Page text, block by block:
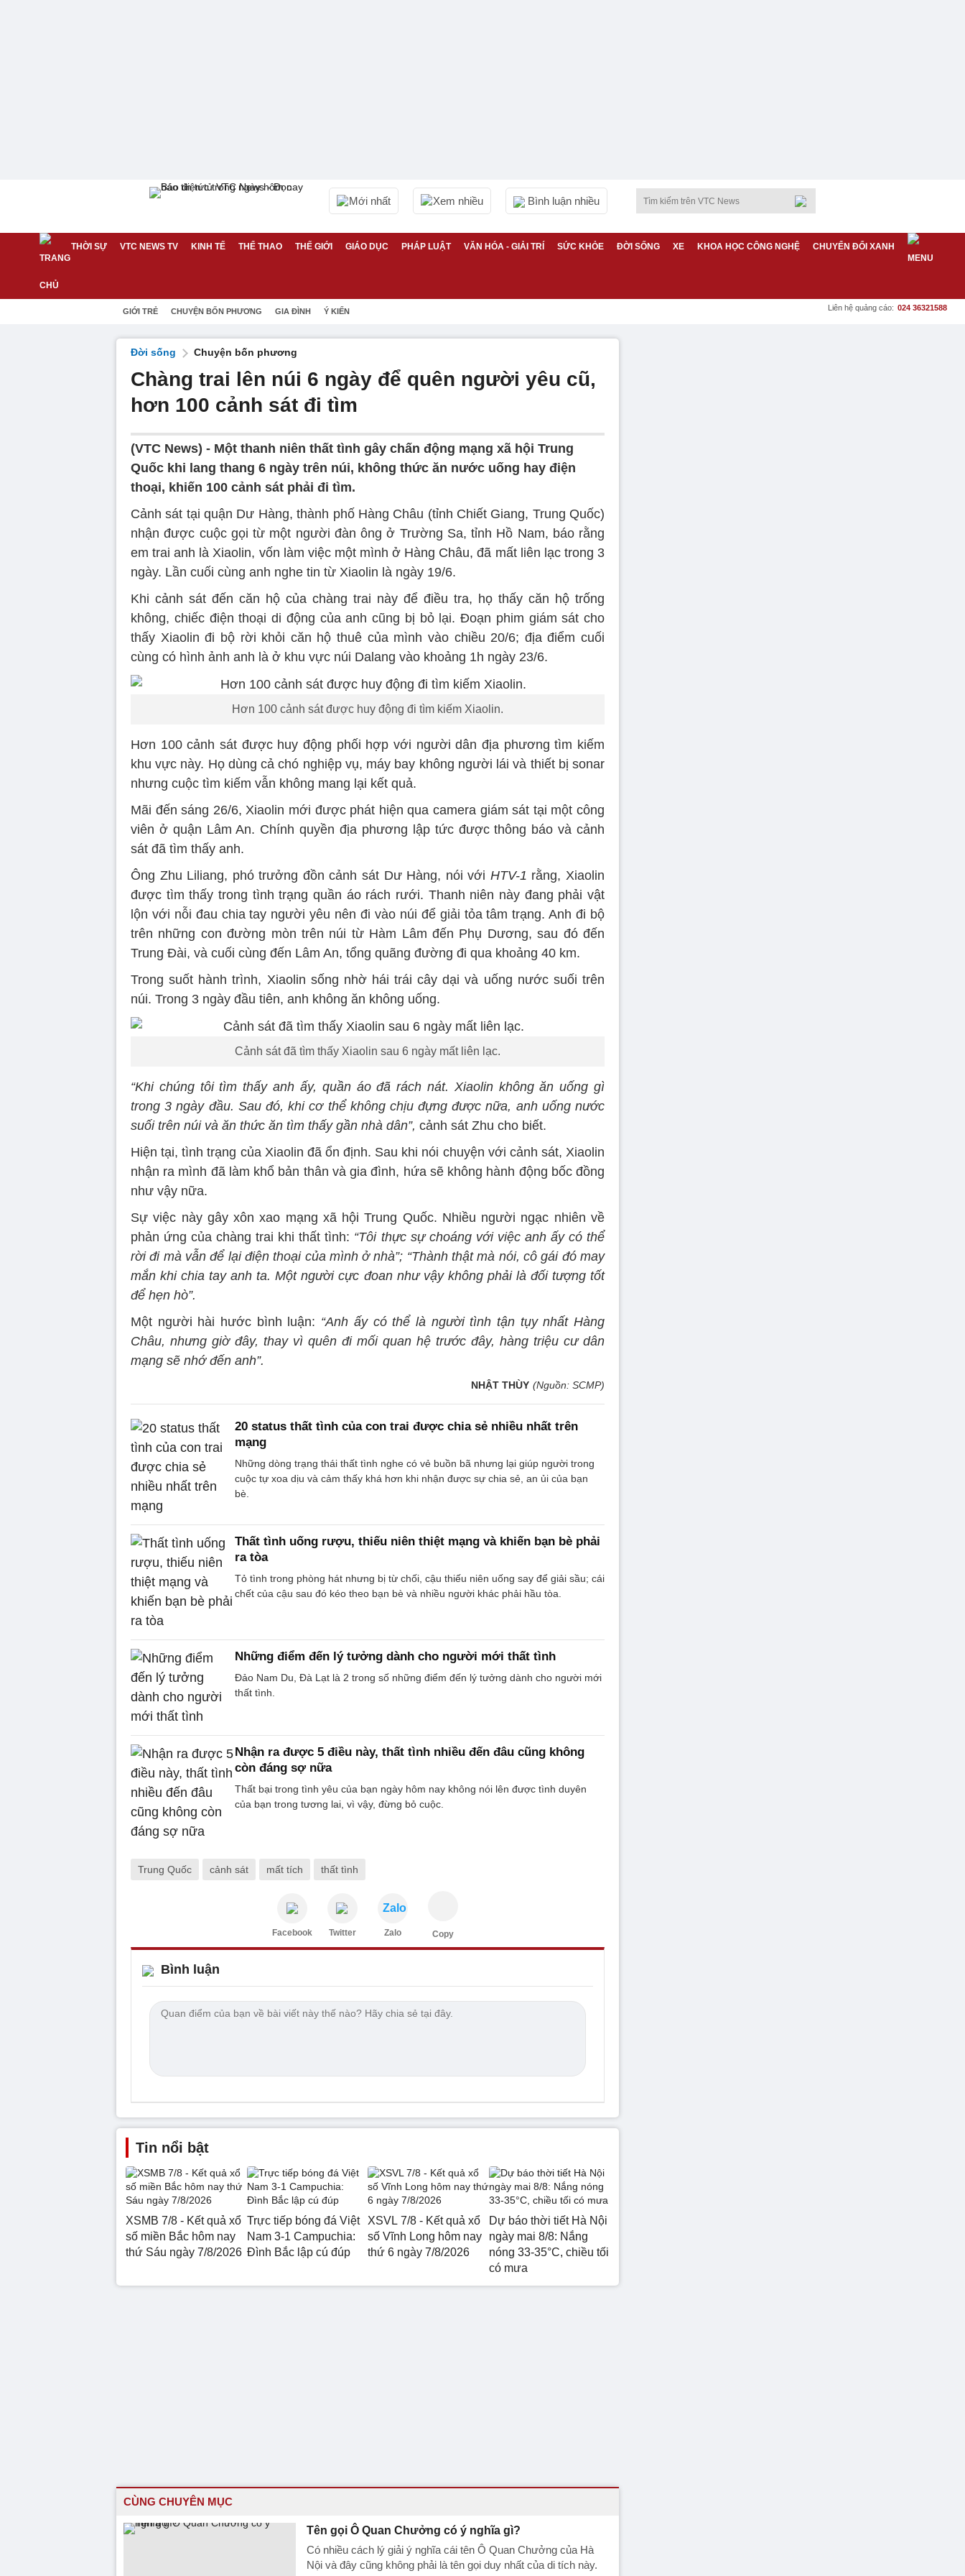
Mới nhất Xem nhiều Bình luận nhiều
THỜI SỰ VTC NEWS TV KINH TẾ THỂ THAO THẾ GIỚI GIÁO DỤC PHÁP LUẬT VĂN HÓA - GIẢI TRÍ SỨC KHỎE ĐỜI SỐNG XE KHOA HỌC CÔNG NGHỆ CHUYỂN ĐỔI XANH
GIỚI TRẺ CHUYỆN BỐN PHƯƠNG GIA ĐÌNH Ý KIẾN Liên hệ quảng cáo: 024 36321588
Đời sống Chuyện bốn phương
Chàng trai lên núi 6 ngày để quên người yêu cũ,
hơn 100 cảnh sát đi tìm
(VTC News) - Một thanh niên thất tình gây chấn động mạng xã hội Trung
Quốc khi lang thang 6 ngày trên núi, không thức ăn nước uống hay điện
thoại, khiến 100 cảnh sát phải đi tìm.
Cảnh sát tại quận Dư Hàng, thành phố Hàng Châu (tỉnh Chiết Giang, Trung Quốc)
nhận được cuộc gọi từ một người đàn ông ở Trường Sa, tỉnh Hồ Nam, báo rằng
em trai anh là Xiaolin, vốn làm việc một mình ở Hàng Châu, đã mất liên lạc trong 3
ngày. Lần cuối cùng anh nghe tin từ Xiaolin là ngày 19/6.
Khi cảnh sát đến căn hộ của chàng trai này để điều tra, họ thấy căn hộ trống
không, chiếc điện thoại di động của anh cũng bị bỏ lại. Đoạn phim giám sát cho
thấy Xiaolin đi bộ rời khỏi căn hộ thuê của mình vào chiều 20/6; địa điểm cuối
cùng có hình ảnh anh là ở khu vực núi Dalang vào khoảng 1h ngày 23/6.
Hơn 100 cảnh sát được huy động đi tìm kiếm Xiaolin.
Hơn 100 cảnh sát được huy động phối hợp với người dân địa phương tìm kiếm
khu vực này. Họ dùng cả chó nghiệp vụ, máy bay không người lái và thiết bị sonar
nhưng cuộc tìm kiếm vẫn không mang lại kết quả.
Mãi đến sáng 26/6, Xiaolin mới được phát hiện qua camera giám sát tại một công
viên ở quận Lâm An. Chính quyền địa phương lập tức được thông báo và cảnh
sát đã tìm thấy anh.
Ông Zhu Liliang, phó trưởng đồn cảnh sát Dư Hàng, nói với HTV-1 rằng, Xiaolin
được tìm thấy trong tình trạng quần áo rách rưới. Thanh niên này đang phải vật
lộn với nỗi đau chia tay người yêu nên đi vào núi để giải tỏa tâm trạng. Anh đi bộ
trên những con đường mòn trên núi từ Hàm Lâm đến Phụ Dương, sau đó đến
Trung Đài, và cuối cùng đến Lâm An, tổng quãng đường đi qua khoảng 40 km.
Trong suốt hành trình, Xiaolin sống nhờ hái trái cây dại và uống nước suối trên
núi. Trong 3 ngày đầu tiên, anh không ăn không uống.
Cảnh sát đã tìm thấy Xiaolin sau 6 ngày mất liên lạc.
“Khi chúng tôi tìm thấy anh ấy, quần áo đã rách nát. Xiaolin không ăn uống gì
trong 3 ngày đầu. Sau đó, khi cơ thể không chịu đựng được nữa, anh uống nước
suối trên núi và ăn thức ăn tìm thấy gần nhà dân”, cảnh sát Zhu cho biết.
Hiện tại, tình trạng của Xiaolin đã ổn định. Sau khi nói chuyện với cảnh sát, Xiaolin
nhận ra mình đã làm khổ bản thân và gia đình, hứa sẽ không hành động bốc đồng
như vậy nữa.
Sự việc này gây xôn xao mạng xã hội Trung Quốc. Nhiều người ngạc nhiên về
phản ứng của chàng trai khi thất tình: “Tôi thực sự choáng với việc anh ấy có thể
rời đi mà vẫn để lại điện thoại của mình ở nhà”; “Thành thật mà nói, cô gái đó may
mắn khi chia tay anh ta. Một người cực đoan như vậy không phải là đối tượng tốt
để hẹn hò”.
Một người hài hước bình luận: “Anh ấy có thể là người tình tận tụy nhất Hàng
Châu, nhưng giờ đây, thay vì quên đi mối quan hệ trước đây, hàng triệu cư dân
mạng sẽ nhớ đến anh”.
NHẬT THÙY (Nguồn: SCMP)
20 status thất tình của con trai được chia sẻ nhiều nhất trên
mạng
Những dòng trạng thái thất tình nghe có vẻ buồn bã nhưng lại giúp người trong
cuộc tự xoa dịu và cảm thấy khá hơn khi nhận được sự chia sẻ, an ủi của bạn
bè.
Thất tình uống rượu, thiếu niên thiệt mạng và khiến bạn bè phải
ra tòa
Tỏ tình trong phòng hát nhưng bị từ chối, cậu thiếu niên uống say để giải sầu; cái
chết của cậu sau đó kéo theo bạn bè và nhiều người khác phải hầu tòa.
Những điểm đến lý tưởng dành cho người mới thất tình
Đảo Nam Du, Đà Lạt là 2 trong số những điểm đến lý tưởng dành cho người mới
thất tình.
Nhận ra được 5 điều này, thất tình nhiều đến đâu cũng không
còn đáng sợ nữa
Thất bại trong tình yêu của bạn ngày hôm nay không nói lên được tình duyên
của bạn trong tương lai, vì vậy, đừng bỏ cuộc.
Trung Quốc cảnh sát mất tích thất tình
Facebook Twitter
Zalo
Zalo Copy
Bình luận
Tin nổi bật
XSMB 7/8 - Kết quả xổ
số miền Bắc hôm nay
thứ Sáu ngày 7/8/2026
Trực tiếp bóng đá Việt
Nam 3-1 Campuchia:
Đình Bắc lập cú đúp
XSVL 7/8 - Kết quả xổ
số Vĩnh Long hôm nay
thứ 6 ngày 7/8/2026
Dự báo thời tiết Hà Nội
ngày mai 8/8: Nắng
nóng 33-35°C, chiều tối
có mưa
CÙNG CHUYÊN MỤC
Tên gọi Ô Quan Chưởng có ý nghĩa gì?
Có nhiều cách lý giải ý nghĩa cái tên Ô Quan Chưởng của Hà
Nội và đây cũng không phải là tên gọi duy nhất của di tích này.